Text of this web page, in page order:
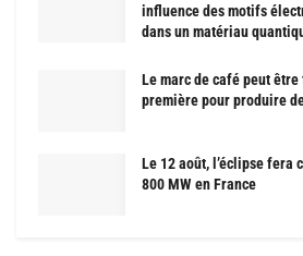
influence des motifs
dans un matériau
Le marc de café peut
première pour produire
Le 12 août, l’éclipse fera
800 MW en France